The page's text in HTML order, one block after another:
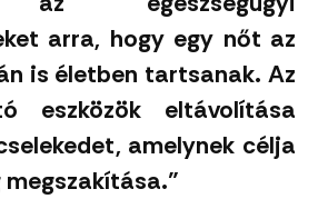
arra, hogy egy nőt az
is életben tartsanak. Az
eszközök eltávolítása
amelynek célja